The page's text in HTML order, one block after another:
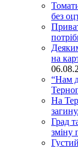
без
на
“Нам
На
Град
зміну